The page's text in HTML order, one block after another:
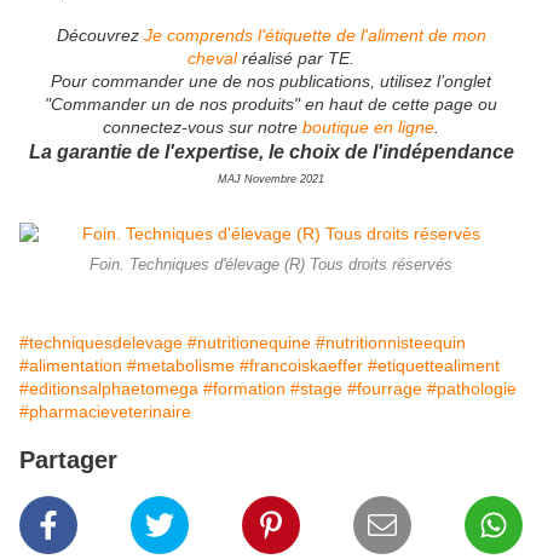
Découvrez Je comprends l'étiquette de l'aliment de mon
chevalréalisé par TE.
Pour commander une de nos publications, utilisez l’onglet
"Commander un de nos produits" en haut de cette page ou
connectez-vous sur notre boutique en ligne
La garantie de l'expertise, le choix de l'indépendance
MAJ Novembre 2021
Foin. Techniques d'élevage (R) Tous droits réservés
#techniquesdelevage #nutritionequine #nutritionnisteequin
#alimentation #metabolisme #francoiskaeffer #etiquettealiment
#editionsalphaetomega #formation #stage #fourrage #pathologie
#pharmacieveterinaire
Partager